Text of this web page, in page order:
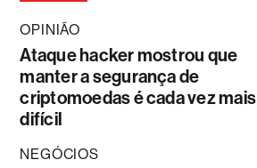
OPINIÃO
Ataque hacker mostrou que
manter a segurança de
criptomoedas é cada vez mais
difícil
NEGÓCIOS